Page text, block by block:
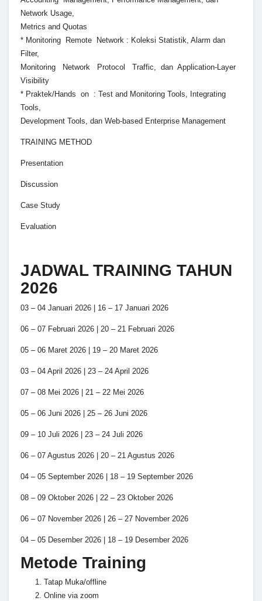
Network Usage,
Metrics and Quotas
* Monitoring Remote Network : Koleksi Statistik, Alarm dan
Filter,
Monitoring Network Protocol Traffic, dan Application-Layer
Visibility
* Praktek/Hands on : Test and Monitoring Tools, Integrating
Tools,
Development Tools, dan Web-based Enterprise Management
TRAINING METHOD
Presentation
Discussion
Case Study
Evaluation
JADWAL TRAINING TAHUN
2026
03 – 04 Januari 2026 | 16 – 17 Januari 2026
06 – 07 Februari 2026 | 20 – 21 Februari 2026
05 – 06 Maret 2026 | 19 – 20 Maret 2026
03 – 04 April 2026 | 23 – 24 April 2026
07 – 08 Mei 2026 | 21 – 22 Mei 2026
05 – 06 Juni 2026 | 25 – 26 Juni 2026
09 – 10 Juli 2026 | 23 – 24 Juli 2026
06 – 07 Agustus 2026 | 20 – 21 Agustus 2026
04 – 05 September 2026 | 18 – 19 September 2026
08 – 09 Oktober 2026 | 22 – 23 Oktober 2026
06 – 07 November 2026 | 26 – 27 November 2026
04 – 05 Desember 2026 | 18 – 19 Desember 2026
Metode Training
Tatap Muka/offline
Online via zoom